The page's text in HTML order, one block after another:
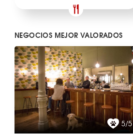
NEGOCIOS MEJOR VALORADOS
5/5